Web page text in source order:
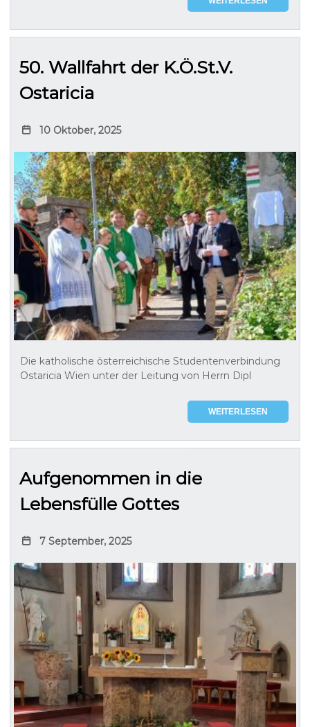
50. Wallfahrt der K.Ö.St.V.
Ostaricia
10 Oktober, 2025
Die katholische österreichische Studentenverbindung
Ostaricia Wien unter der Leitung von Herrn Dipl
WEITERLESEN
Aufgenommen in die
Lebensfülle Gottes
7 September, 2025